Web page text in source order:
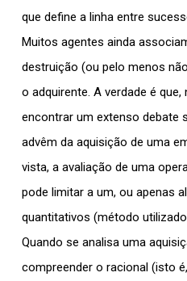
que define a linha entre
Muitos agentes ainda
destruição (ou pelo menos
o adquirente. A verdade é
encontrar um extenso debate
advêm da aquisição de uma
vista, a avaliação de uma
pode limitar a um, ou apenas
quantitativos (método
Quando se analisa uma
compreender o racional (isto